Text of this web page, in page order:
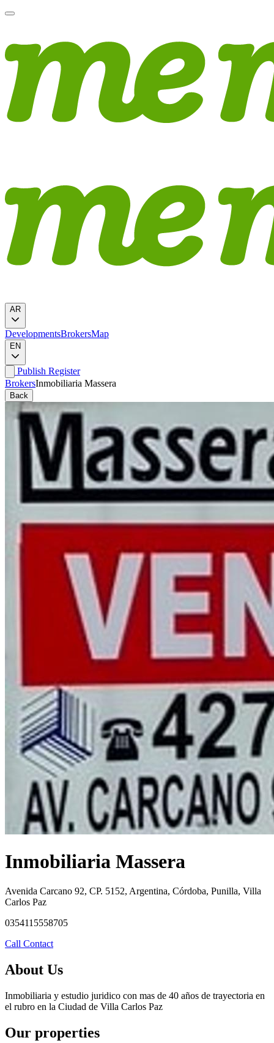
AR
DevelopmentsBrokersMap
EN
Publish Register
BrokersInmobiliaria Massera
Back
Inmobiliaria Massera
Avenida Carcano 92, CP. 5152, Argentina, Córdoba, Punilla, Villa
Carlos Paz
0354115558705
Call Contact
About Us
Inmobiliaria y estudio juridico con mas de 40 años de trayectoria en
el rubro en la Ciudad de Villa Carlos Paz
Our properties